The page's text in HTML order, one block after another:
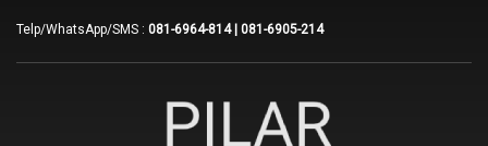
Telp/WhatsApp/SMS : 081-6964-814 | 081-6905-214